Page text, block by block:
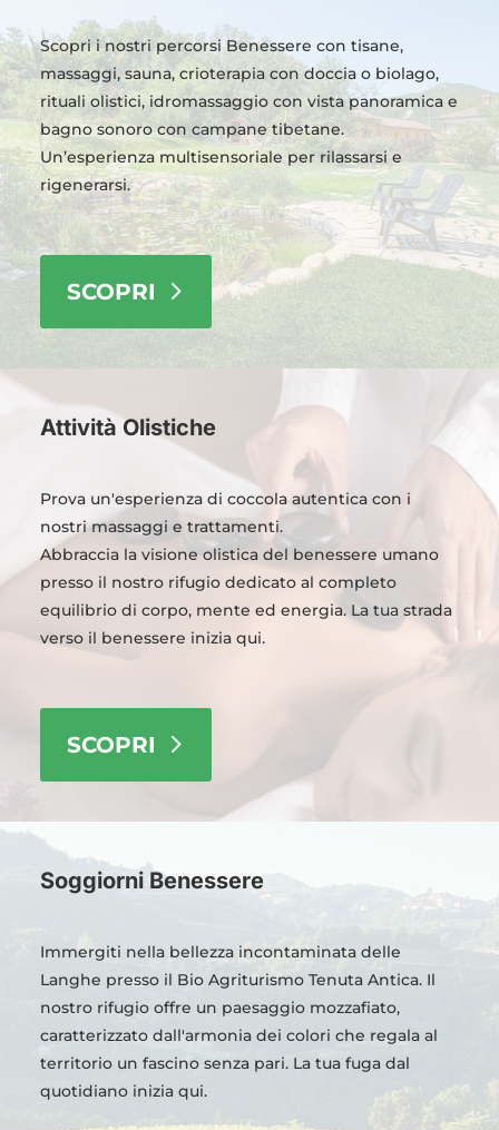
Scopri i nostri percorsi Benessere con tisane,
massaggi, sauna, crioterapia con doccia o biolago,
rituali olistici, idromassaggio con vista panoramica e
bagno sonoro con campane tibetane.
Un’esperienza multisensoriale per rilassarsi e
rigenerarsi.
SCOPRI
Attività Olistiche
Prova un'esperienza di coccola autentica con i
nostri massaggi e trattamenti.
Abbraccia la visione olistica del benessere umano
presso il nostro rifugio dedicato al completo
equilibrio di corpo, mente ed energia. La tua strada
verso il benessere inizia qui.
SCOPRI
Soggiorni Benessere
Immergiti nella bellezza incontaminata delle
Langhe presso il Bio Agriturismo Tenuta Antica. Il
nostro rifugio offre un paesaggio mozzafiato,
caratterizzato dall'armonia dei colori che regala al
territorio un fascino senza pari. La tua fuga dal
quotidiano inizia qui.